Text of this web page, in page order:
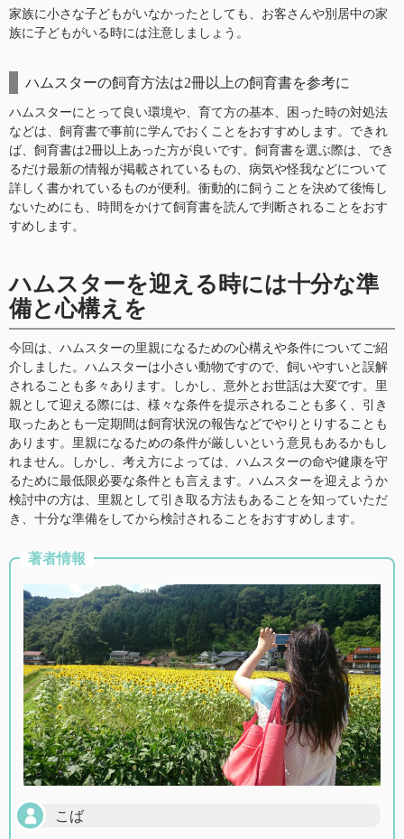
家族に小さな子どもがいなかったとしても、お客さんや別居中の家
族に子どもがいる時には注意しましょう。
ハムスターの飼育方法は2冊以上の飼育書を参考に
ハムスターにとって良い環境や、育て方の基本、困った時の対処法
などは、飼育書で事前に学んでおくことをおすすめします。できれ
ば、飼育書は2冊以上あった方が良いです。飼育書を選ぶ際は、でき
るだけ最新の情報が掲載されているもの、病気や怪我などについて
詳しく書かれているものが便利。衝動的に飼うことを決めて後悔し
ないためにも、時間をかけて飼育書を読んで判断されることをおす
すめします。
ハムスターを迎える時には十分な準
備と心構えを
今回は、ハムスターの里親になるための心構えや条件についてご紹
介しました。ハムスターは小さい動物ですので、飼いやすいと誤解
されることも多々あります。しかし、意外とお世話は大変です。里
親として迎える際には、様々な条件を提示されることも多く、引き
取ったあとも一定期間は飼育状況の報告などでやりとりすることも
あります。里親になるための条件が厳しいという意見もあるかもし
れません。しかし、考え方によっては、ハムスターの命や健康を守
るために最低限必要な条件とも言えます。ハムスターを迎えようか
検討中の方は、里親として引き取る方法もあることを知っていただ
き、十分な準備をしてから検討されることをおすすめします。
著者情報
こば